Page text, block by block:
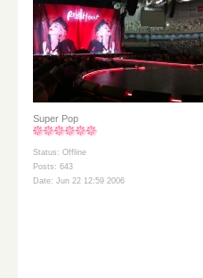
Super Pop
Status: Offline
Posts: 643
Date: Jun 22 12:59 2006